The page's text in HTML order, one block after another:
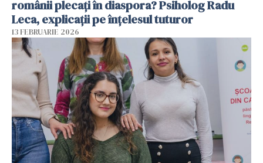
românii plecați în diaspora? Psiholog Radu
Leca, explicații pe înțelesul tuturor
13 FEBRUARIE 2026